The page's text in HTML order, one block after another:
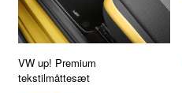
VW up! Premium
tekstilmåttesæt